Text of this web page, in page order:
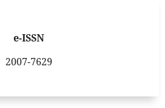
e-ISSN
2007-7629